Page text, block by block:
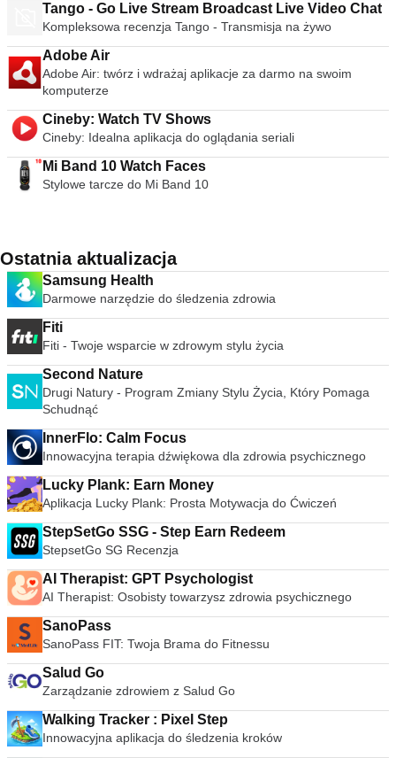
Tango - Go Live Stream Broadcast Live Video Chat
Kompleksowa recenzja Tango - Transmisja na żywo
Adobe Air
Adobe Air: twórz i wdrażaj aplikacje za darmo na swoim
komputerze
Cineby: Watch TV Shows
Cineby: Idealna aplikacja do oglądania seriali
Mi Band 10 Watch Faces
Stylowe tarcze do Mi Band 10
Ostatnia aktualizacja
Samsung Health
Darmowe narzędzie do śledzenia zdrowia
Fiti
Fiti - Twoje wsparcie w zdrowym stylu życia
Second Nature
Drugi Natury - Program Zmiany Stylu Życia, Który Pomaga
Schudnąć
InnerFlo: Calm Focus
Innowacyjna terapia dźwiękowa dla zdrowia psychicznego
Lucky Plank: Earn Money
Aplikacja Lucky Plank: Prosta Motywacja do Ćwiczeń
StepSetGo SSG - Step Earn Redeem
StepsetGo SG Recenzja
AI Therapist: GPT Psychologist
AI Therapist: Osobisty towarzysz zdrowia psychicznego
SanoPass
SanoPass FIT: Twoja Brama do Fitnessu
Salud Go
Zarządzanie zdrowiem z Salud Go
Walking Tracker : Pixel Step
Innowacyjna aplikacja do śledzenia kroków